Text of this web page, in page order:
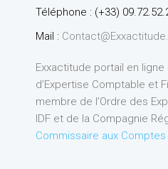
Téléphone : (+33)
Mail :
Exxactitude portail en
d’Expertise Comptable et
membre de l’Ordre des
IDF et de la Compagnie
Commissaire aux Comptes